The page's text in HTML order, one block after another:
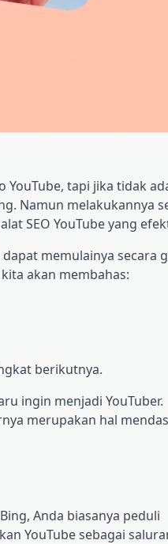
tapi jika tidak
Namun melakukannya
SEO YouTube yang
memulainya secara
akan membahas:
berikutnya.
ingin menjadi YouTuber.
merupakan hal
Anda biasanya peduli
YouTube sebagai